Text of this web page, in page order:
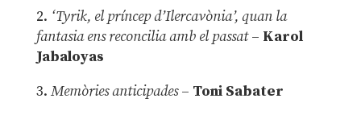
2. ‘Tyrik, el príncep d’Ilercavònia’, quan la
fantasia ens reconcilia amb el passat– Karol
Jabaloyas
3. Memòries anticipades– Toni Sabater